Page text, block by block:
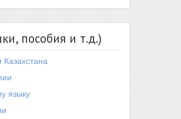
пособия и т.д.)
Казахстана
языку